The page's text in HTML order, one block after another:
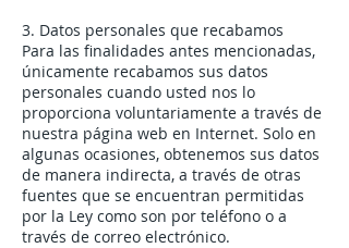
3. Datos personales que recabamos
Para las finalidades antes mencionadas,
únicamente recabamos sus datos
personales cuando usted nos lo
proporciona voluntariamente a través de
nuestra página web en Internet. Solo en
algunas ocasiones, obtenemos sus datos
de manera indirecta, a través de otras
fuentes que se encuentran permitidas
por la Ley como son por teléfono o a
través de correo electrónico.